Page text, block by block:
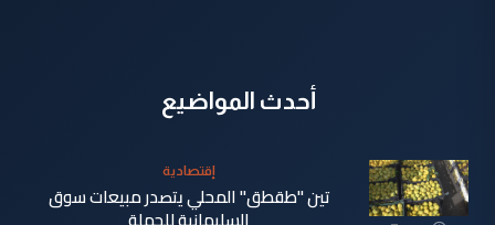
أحدث المواضيع
إقتصادية
تين "طقطق" المحلي يتصدر مبيعات سوق